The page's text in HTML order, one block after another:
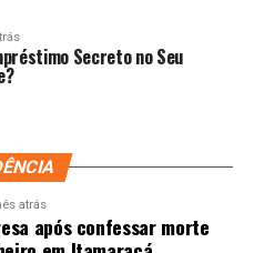
Secreto no Seu
atrás
após confessar morte